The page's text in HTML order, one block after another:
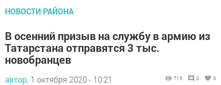
НОВОСТИ РАЙОНА
В осенний призыв на службу в армию из
Татарстана отправятся 3 тыс.
новобранцев
автор, 1 октября 2020 - 10:21 715 0 0